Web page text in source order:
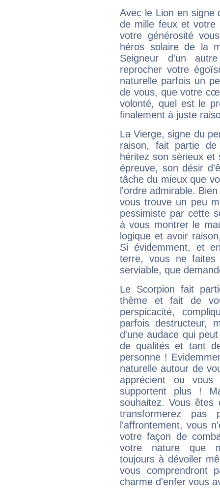
Avec le Lion en signe
de mille feux et votre
votre générosité
héros solaire de la
Seigneur d'un
reprocher votre
naturelle parfois un
de vous, que votre
volonté, quel est le
finalement à juste
La Vierge, signe du
raison, fait partie
héritez son sérieux
épreuve, son désir
tâche du mieux que
l'ordre admirable.
vous trouve un peu
pessimiste par cette
à vous montrer le
logique et avoir
Si évidemment, et
terre, vous ne
serviable, que
Le Scorpion fait
thème et fait de
perspicacité,
parfois destructeur,
d'une audace qui
de qualités et tant
personne !
naturelle autour de
apprécient ou
supportent plus !
souhaitez. Vous
transformerez
l'affrontement, vous
votre façon de
votre nature que
toujours à dévoiler
vous comprendront
charme d'enfer vous